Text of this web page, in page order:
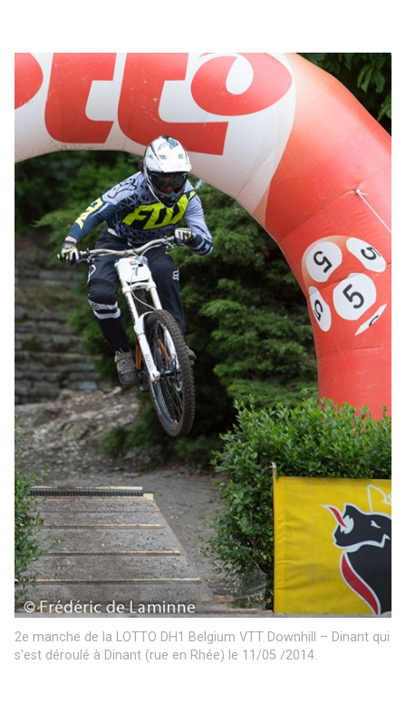
2e manche de la LOTTO DH1 Belgium VTT Downhill – Dinant qui
s’est déroulé à Dinant (rue en Rhée) le 11/05 /2014.